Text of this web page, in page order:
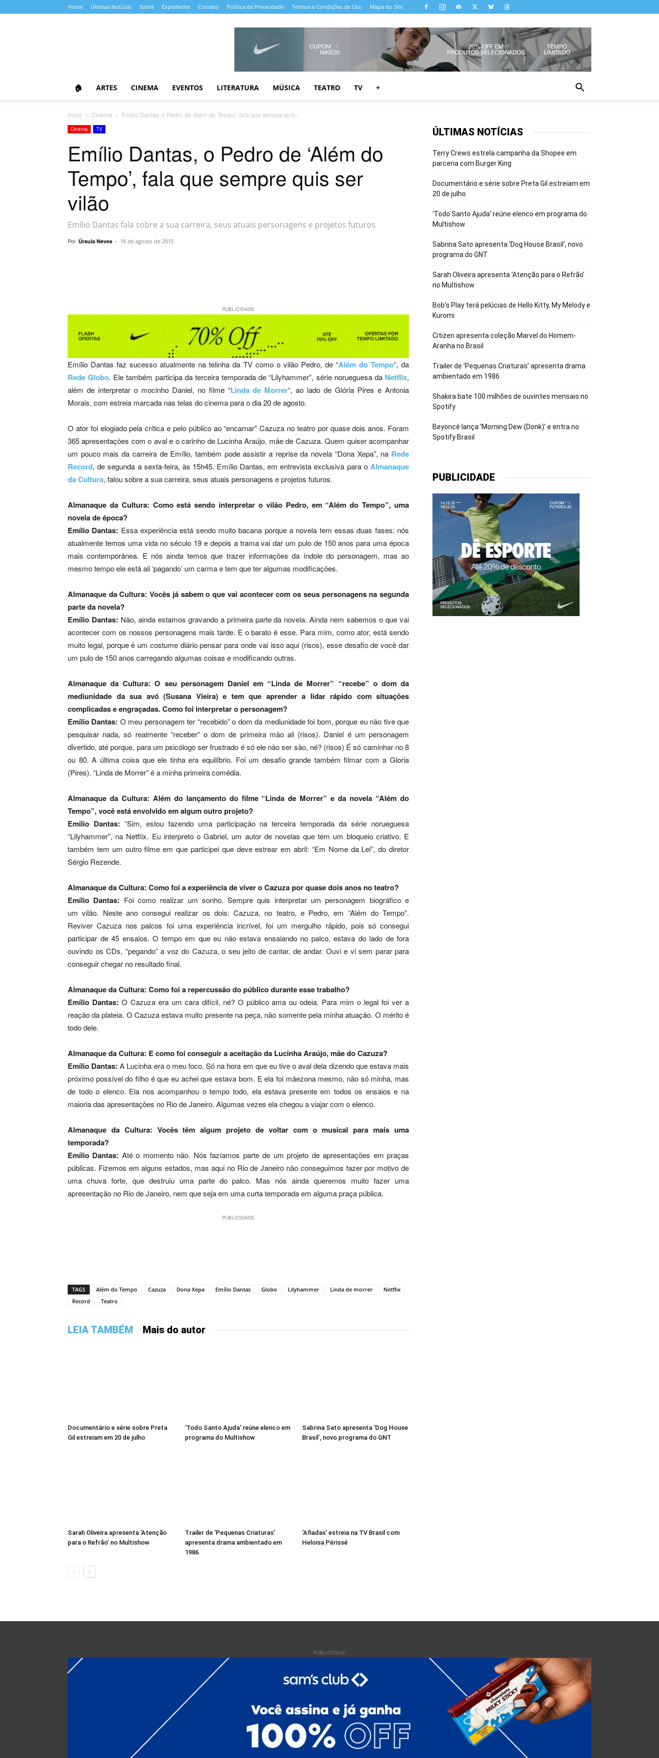
Home Últimas Notícias Sobre Expediente Contato Política de Privacidade Termos e Condições de Uso Mapa do Site
🏠 ARTES CINEMA EVENTOS LITERATURA MÚSICA TEATRO TV +
Início Cinema Emílio Dantas, o Pedro de ‘Além do Tempo’, fala que sempre quis...
Cinema TV
Emílio Dantas, o Pedro de ‘Além do
Tempo’, fala que sempre quis ser
vilão
Emílio Dantas fala sobre a sua carreira, seus atuais personagens e projetos futuros
Por Úrsula Neves - 16 de agosto de 2015
PUBLICIDADE
Emílio Dantas faz sucesso atualmente na telinha da TV como o vilão Pedro, de “Além do Tempo“, da
Rede Globo. Ele também participa da terceira temporada de “Lilyhammer”, série norueguesa da Netflix,
além de interpretar o mocinho Daniel, no filme “Linda de Morrer“, ao lado de Glória Pires e Antonia
Morais, com estreia marcada nas telas do cinema para o dia 20 de agosto.
O ator foi elogiado pela crítica e pelo público ao “encarnar” Cazuza no teatro por quase dois anos. Foram
365 apresentações com o aval e o carinho de Lucinha Araújo, mãe de Cazuza. Quem quiser acompanhar
um pouco mais da carreira de Emílio, também pode assistir a reprise da novela “Dona Xepa”, na Rede
Record, de segunda a sexta-feira, às 15h45. Emílio Dantas, em entrevista exclusiva para o Almanaque
da Cultura, falou sobre a sua carreira, seus atuais personagens e projetos futuros.
Almanaque da Cultura: Como está sendo interpretar o vilão Pedro, em “Além do Tempo”, uma
novela de época?
Emílio Dantas: Essa experiência está sendo muito bacana porque a novela tem essas duas fases: nós
atualmente temos uma vida no século 19 e depois a trama vai dar um pulo de 150 anos para uma época
mais contemporânea. E nós ainda temos que trazer informações da índole do personagem, mas ao
mesmo tempo ele está ali ‘pagando’ um carma e tem que ter algumas modificações.
Almanaque da Cultura: Vocês já sabem o que vai acontecer com os seus personagens na segunda
parte da novela?
Emílio Dantas: Não, ainda estamos gravando a primeira parte da novela. Ainda nem sabemos o que vai
acontecer com os nossos personagens mais tarde. E o barato é esse. Para mim, como ator, está sendo
muito legal, porque é um costume diário pensar para onde vai isso aqui (risos), esse desafio de você dar
um pulo de 150 anos carregando algumas coisas e modificando outras.
Almanaque da Cultura: O seu personagem Daniel em “Linda de Morrer” “recebe” o dom da
mediunidade da sua avó (Susana Vieira) e tem que aprender a lidar rápido com situações
complicadas e engraçadas. Como foi interpretar o personagem?
Emílio Dantas: O meu personagem ter “recebido” o dom da mediunidade foi bom, porque eu não tive que
pesquisar nada, só realmente “receber” o dom de primeira mão ali (risos). Daniel é um personagem
divertido, até porque, para um psicólogo ser frustrado é só ele não ser são, né? (risos) É só caminhar no 8
ou 80. A última coisa que ele tinha era equilíbrio. Foi um desafio grande também filmar com a Gloria
(Pires). “Linda de Morrer” é a minha primeira comédia.
Almanaque da Cultura: Além do lançamento do filme “Linda de Morrer” e da novela “Além do
Tempo”, você está envolvido em algum outro projeto?
Emílio Dantas: “Sim, estou fazendo uma participação na terceira temporada da série norueguesa
“Lilyhammer”, na Netflix. Eu interpreto o Gabriel, um autor de novelas que tem um bloqueio criativo. E
também tem um outro filme em que participei que deve estrear em abril: “Em Nome da Lei”, do diretor
Sérgio Rezende.
Almanaque da Cultura: Como foi a experiência de viver o Cazuza por quase dois anos no teatro?
Emílio Dantas: Foi como realizar um sonho. Sempre quis interpretar um personagem biográfico e
um vilão. Neste ano consegui realizar os dois: Cazuza, no teatro, e Pedro, em “Além do Tempo”.
Reviver Cazuza nos palcos foi uma experiência incrível, foi um mergulho rápido, pois só consegui
participar de 45 ensaios. O tempo em que eu não estava ensaiando no palco, estava do lado de fora
ouvindo os CDs, “pegando” a voz do Cazuza, o seu jeito de cantar, de andar. Ouvi e vi sem parar para
conseguir chegar no resultado final.
Almanaque da Cultura: Como foi a repercussão do público durante esse trabalho?
Emílio Dantas: O Cazuza era um cara difícil, né? O público ama ou odeia. Para mim o legal foi ver a
reação da plateia. O Cazuza estava muito presente na peça, não somente pela minha atuação. O mérito é
todo dele.
Almanaque da Cultura: E como foi conseguir a aceitação da Lucinha Araújo, mãe do Cazuza?
Emílio Dantas: A Lucinha era o meu foco. Só na hora em que eu tive o aval dela dizendo que estava mais
próximo possível do filho é que eu achei que estava bom. E ela foi mãezona mesmo, não só minha, mas
de todo o elenco. Ela nos acompanhou o tempo todo, ela estava presente em todos os ensaios e na
maioria das apresentações no Rio de Janeiro. Algumas vezes ela chegou a viajar com o elenco.
Almanaque da Cultura: Vocês têm algum projeto de voltar com o musical para mais uma
temporada?
Emílio Dantas: Até o momento não. Nós fazíamos parte de um projeto de apresentações em praças
públicas. Fizemos em alguns estados, mas aqui no Rio de Janeiro não conseguimos fazer por motivo de
uma chuva forte, que destruiu uma parte do palco. Mas nós ainda queremos muito fazer uma
apresentação no Rio de Janeiro, nem que seja em uma curta temporada em alguma praça pública.
PUBLICIDADE
TAGS Além do Tempo Cazuza Dona Xepa Emílio Dantas Globo Lilyhammer Linda de morrer
Netflix
Record
Teatro
LEIA TAMBÉM Mais do autor
Documentário e série sobre Preta
Gil estreiam em 20 de julho
‘Todo Santo Ajuda’ reúne elenco em
programa do Multishow
Sabrina Sato apresenta ‘Dog House
Brasil’, novo programa do GNT
Sarah Oliveira apresenta ‘Atenção
para o Refrão’ no Multishow
Trailer de ‘Pequenas Criaturas’
apresenta drama ambientado em
1986
‘Afiadas’ estreia na TV Brasil com
Heloisa Périssé
ÚLTIMAS NOTÍCIAS
Terry Crews estrela campanha da Shopee em
parceria com Burger King
Documentário e série sobre Preta Gil estreiam em
20 de julho
‘Todo Santo Ajuda’ reúne elenco em programa do
Multishow
Sabrina Sato apresenta ‘Dog House Brasil’, novo
programa do GNT
Sarah Oliveira apresenta ‘Atenção para o Refrão’
no Multishow
Bob’s Play terá pelúcias de Hello Kitty, My Melody e
Kuromi
Citizen apresenta coleção Marvel do Homem-
Aranha no Brasil
Trailer de ‘Pequenas Criaturas’ apresenta drama
ambientado em 1986
Shakira bate 100 milhões de ouvintes mensais no
Spotify
Beyoncé lança ‘Morning Dew (Donk)’ e entra no
Spotify Brasil
PUBLICIDADE
PUBLICIDADE